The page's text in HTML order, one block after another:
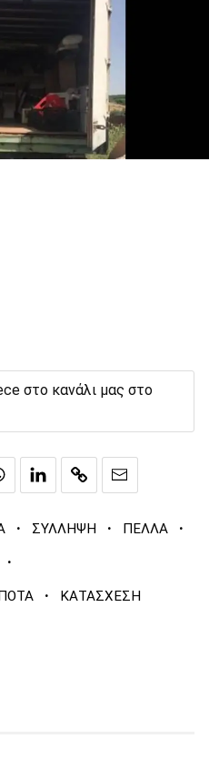
στο κανάλι μας στο
· ΣΥΛΛΗΨΗ · ΠΕΛΛΑ ·
·
· ΚΑΤΑΣΧΕΣΗ